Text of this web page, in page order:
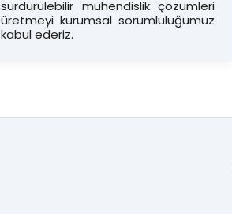
sürdürülebilir mühendislik çözümleri
üretmeyi kurumsal sorumluluğumuz
kabul ederiz.